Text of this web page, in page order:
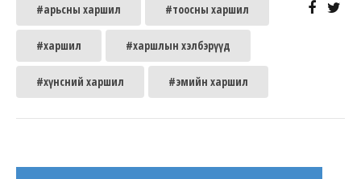
#арьсны харшил #тоосны харшил
#харшил #харшлын хэлбэрүүд
#хүнсний харшил #эмийн харшил